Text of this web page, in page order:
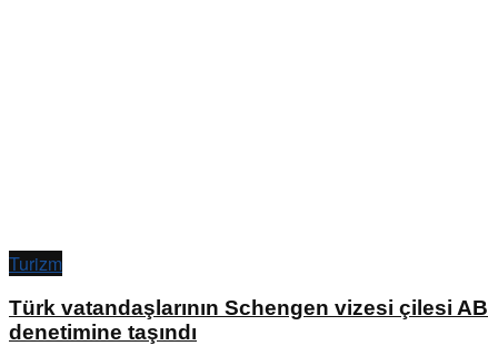
Turizm
Türk vatandaşlarının Schengen vizesi çilesi AB
denetimine taşındı